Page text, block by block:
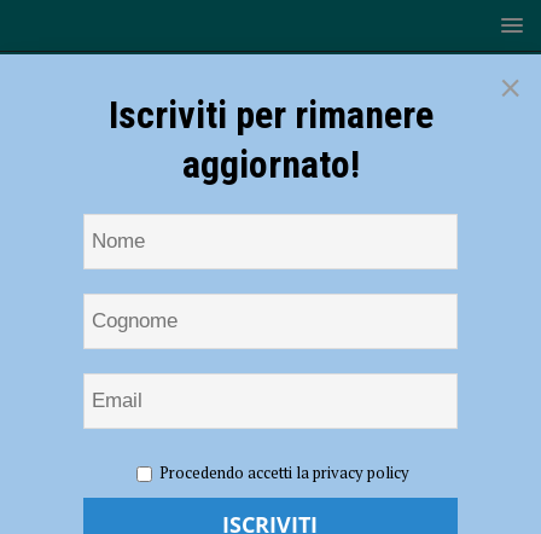
Consorzio Agrario di Pecorara e ospiterà servizi sanitari, sociali e
associativi: “Punto di riferimento per il territorio, nel nome di Ginetto
×
Iscriviti per rimanere
aggiornato!
Procedendo accetti la privacy policy